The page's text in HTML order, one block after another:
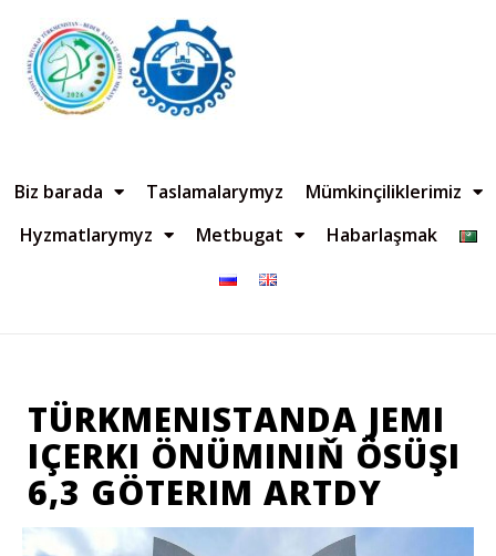
Biz barada Taslamalarymyz
Mümkinçiliklerimiz
Hyzmatlarymyz
Metbugat Habarlaşmak
TÜRKMENISTANDA JEMI
IÇERKI ÖNÜMINIŇ ÖSÜŞI
6,3 GÖTERIM ARTDY